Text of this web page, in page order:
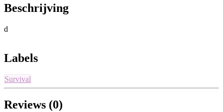
Beschrijving
d
Labels
Survival
Reviews (0)